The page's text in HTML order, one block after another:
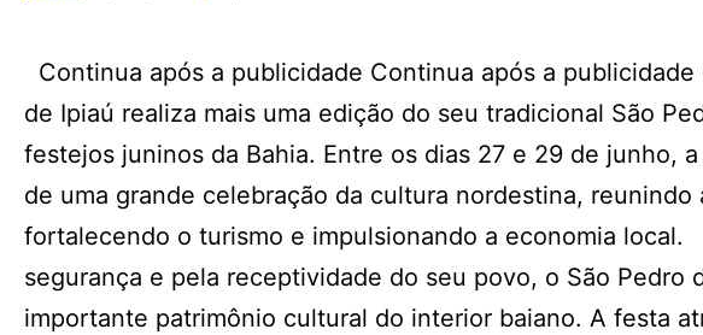
Continua após a publicidade Continua após a
de Ipiaú realiza mais uma edição do seu tradicional São
festejos juninos da Bahia. Entre os dias 27 e 29 de junho,
de uma grande celebração da cultura nordestina, reunindo
fortalecendo o turismo e impulsionando a economia local.
segurança e pela receptividade do seu povo, o São Pedro
importante patrimônio cultural do interior baiano. A festa